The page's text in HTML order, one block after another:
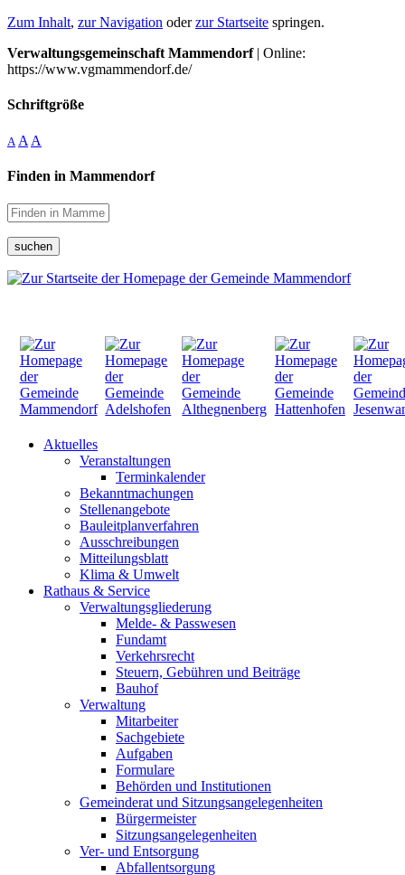
Zum Inhalt, zur Navigation oderzur Startseite springen.
Verwaltungsgemeinschaft Mammendorf| Online:
https://www.vgmammendorf.de/
Schriftgröße
A A A
Finden in Mammendorf
suchen
Aktuelles
Veranstaltungen
Terminkalender
Bekanntmachungen
Stellenangebote
Bauleitplanverfahren
Ausschreibungen
Mitteilungsblatt
Klima & Umwelt
Rathaus & Service
Verwaltungsgliederung
Melde- & Passwesen
Fundamt
Verkehrsrecht
Steuern, Gebühren und Beiträge
Bauhof
Verwaltung
Mitarbeiter
Sachgebiete
Aufgaben
Formulare
Behörden und Institutionen
Gemeinderat und Sitzungsangelegenheiten
Bürgermeister
Sitzungsangelegenheiten
Ver- und Entsorgung
Abfallentsorgung